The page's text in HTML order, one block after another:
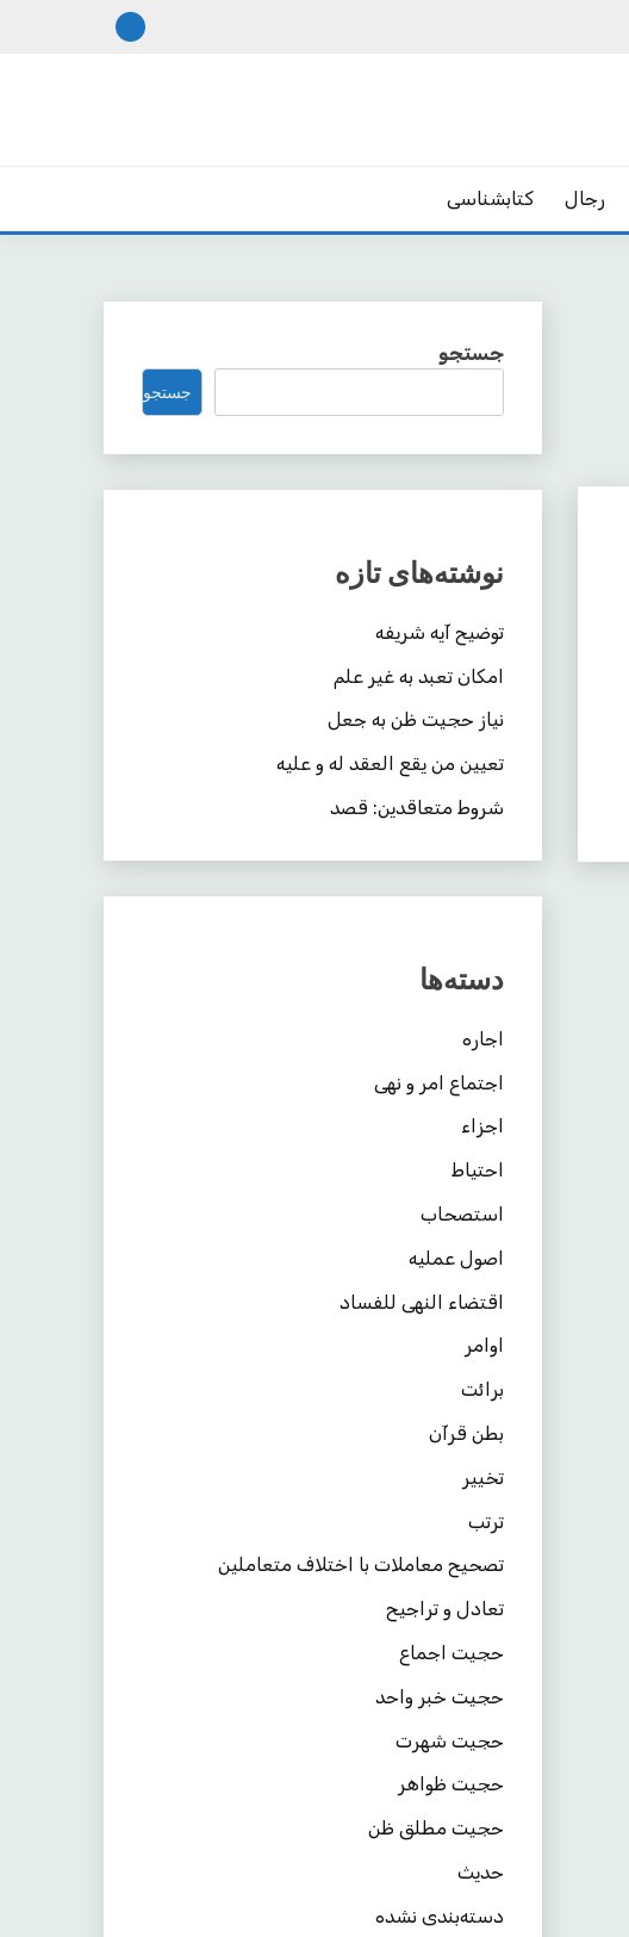
رجال کتابشناسی
جستجو
جستجو
نوشته‌های تازه
توضیح آیه شریفه
امکان تعبد به غیر علم
نیاز حجیت ظن به جعل
تعیین من یقع العقد له و علیه
شروط متعاقدین: قصد
دسته‌ها
اجاره
اجتماع امر و نهی
اجزاء
احتیاط
استصحاب
اصول عملیه
اقتضاء النهی للفساد
اوامر
برائت
بطن قرآن
تخییر
ترتب
تصحیح معاملات با اختلاف متعاملین
تعادل و تراجیح
حجیت اجماع
حجیت خبر واحد
حجیت شهرت
حجیت ظواهر
حجیت مطلق ظن
حدیث
دسته‌بندی نشده